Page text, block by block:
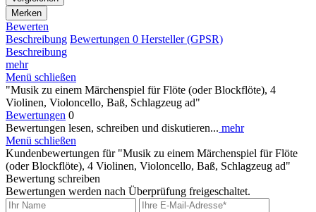
Merken
Bewerten
Beschreibung Bewertungen 0 Hersteller (GPSR)
Beschreibung
mehr
Menü schließen
"Musik zu einem Märchenspiel für Flöte (oder Blockflöte), 4
Violinen, Violoncello, Baß, Schlagzeug ad"
Bewertungen 0
Bewertungen lesen, schreiben und diskutieren... mehr
Menü schließen
Kundenbewertungen für "Musik zu einem Märchenspiel für Flöte
(oder Blockflöte), 4 Violinen, Violoncello, Baß, Schlagzeug ad"
Bewertung schreiben
Bewertungen werden nach Überprüfung freigeschaltet.